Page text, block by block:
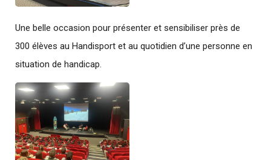
Une belle occasion pour présenter et sensibiliser près de
300 élèves au Handisport et au quotidien d’une personne en
situation de handicap.